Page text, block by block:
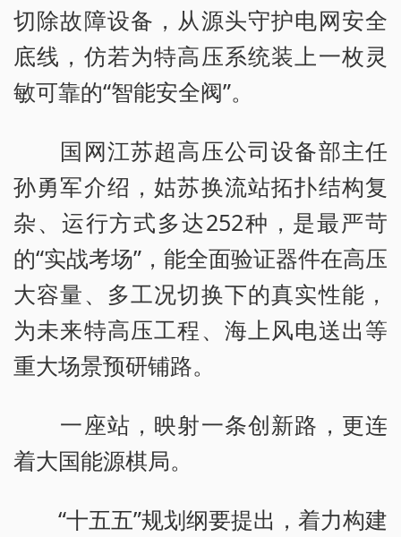
切除故障设备，从源头守护电网安全
底线，仿若为特高压系统装上一枚灵
敏可靠的“智能安全阀”。
国网江苏超高压公司设备部主任
孙勇军介绍，姑苏换流站拓扑结构复
杂、运行方式多达252种，是最严苛
的“实战考场”，能全面验证器件在高压
大容量、多工况切换下的真实性能，
为未来特高压工程、海上风电送出等
重大场景预研铺路。
一座站，映射一条创新路，更连
着大国能源棋局。
“十五五”规划纲要提出，着力构建